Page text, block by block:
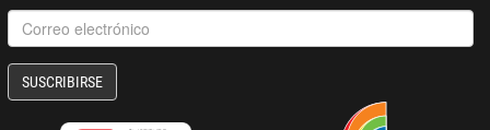
SUSCRIBIRSE